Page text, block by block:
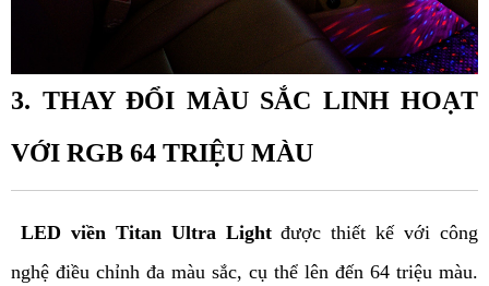
3. THAY ĐỔI MÀU SẮC LINH HOẠT
VỚI RGB 64 TRIỆU MÀU
LED viền Titan Ultra Light được thiết kế với công
nghệ điều chỉnh đa màu sắc, cụ thể lên đến 64 triệu màu.